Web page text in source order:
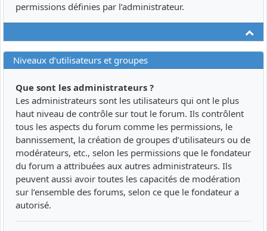
permissions définies par l’administrateur.
Niveaux d’utilisateurs et groupes
Que sont les administrateurs ?
Les administrateurs sont les utilisateurs qui ont le plus
haut niveau de contrôle sur tout le forum. Ils contrôlent
tous les aspects du forum comme les permissions, le
bannissement, la création de groupes d’utilisateurs ou de
modérateurs, etc., selon les permissions que le fondateur
du forum a attribuées aux autres administrateurs. Ils
peuvent aussi avoir toutes les capacités de modération
sur l’ensemble des forums, selon ce que le fondateur a
autorisé.